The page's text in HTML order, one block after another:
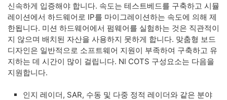
신속하게 입증해야 합니다. 속도는 테스트베드를 구축하고 시뮬
레이션에서 하드웨어로 IP를 마이그레이션하는 속도에 의해 제
한됩니다. 미션 하드웨어에서 펌웨어를 실험하는 것은 직관적이
지 않으며 배치된 자산을 사용하지 못하게 합니다. 맞춤형 보드
디자인은 일반적으로 소프트웨어 지원이 부족하여 구축하고 유
지하는 데 시간이 많이 걸립니다. NI COTS 구성요소는 다음을
지원합니다.
인지 레이더, SAR, 수동 및 다중 정적 레이더와 같은 분야